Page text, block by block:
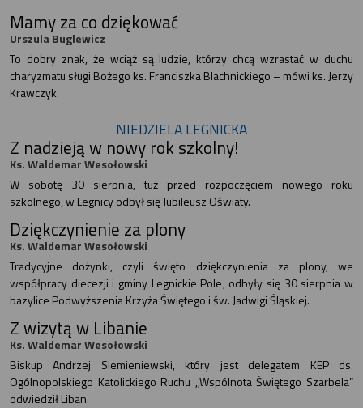
Mamy za co dziękować
Urszula Buglewicz
To dobry znak, że wciąż są ludzie, którzy chcą wzrastać w duchu
charyzmatu sługi Bożego ks. Franciszka Blachnickiego – mówi ks. Jerzy
Krawczyk.
NIEDZIELA LEGNICKA
Z nadzieją w nowy rok szkolny!
Ks. Waldemar Wesołowski
W sobotę 30 sierpnia, tuż przed rozpoczęciem nowego roku
szkolnego, w Legnicy odbył się Jubileusz Oświaty.
Dziękczynienie za plony
Ks. Waldemar Wesołowski
Tradycyjne dożynki, czyli święto dziękczynienia za plony, we
współpracy diecezji i gminy Legnickie Pole, odbyły się 30 sierpnia w
bazylice Podwyższenia Krzyża Świętego i św. Jadwigi Śląskiej.
Z wizytą w Libanie
Ks. Waldemar Wesołowski
Biskup Andrzej Siemieniewski, który jest delegatem KEP ds.
Ogólnopolskiego Katolickiego Ruchu ,,Wspólnota Świętego Szarbela”
odwiedził Liban.